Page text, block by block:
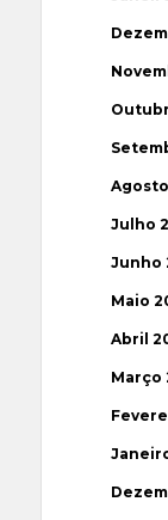
Julho
Junho
Maio
Abril
Março